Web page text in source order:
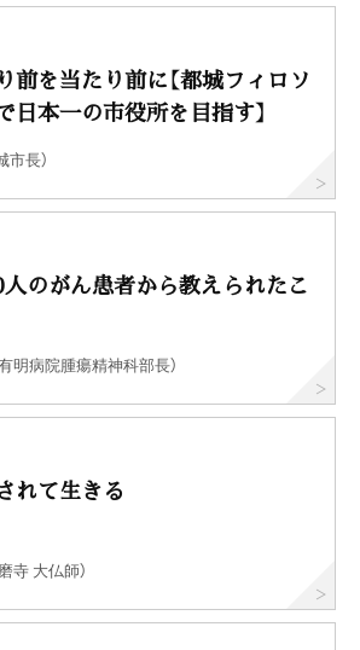
前を当たり前に【都城フィロソ
日本一の市役所を目指す】
長）
のがん患者から教えられたこ
明病院腫瘍精神科部長）
れて生きる
寺 大仏師）